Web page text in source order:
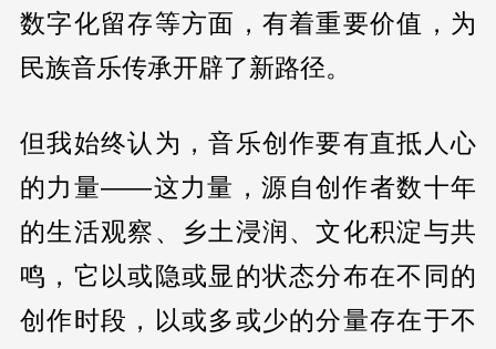
数字化留存等方面，有着重要价值，为
民族音乐传承开辟了新路径。
但我始终认为，音乐创作要有直抵人心
的力量——这力量，源自创作者数十年
的生活观察、乡土浸润、文化积淀与共
鸣，它以或隐或显的状态分布在不同的
创作时段，以或多或少的分量存在于不